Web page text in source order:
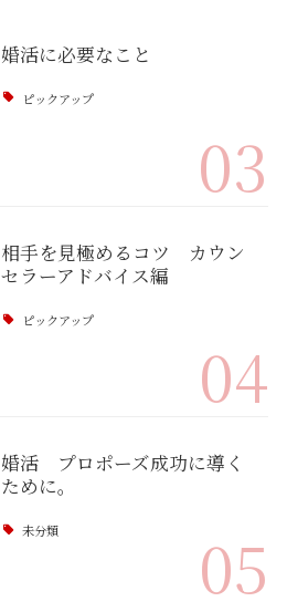
婚活に必要なこと
ピックアップ
03
相手を見極めるコツ カウン
セラーアドバイス編
ピックアップ
04
婚活 プロポーズ成功に導く
ために。
未分類 05